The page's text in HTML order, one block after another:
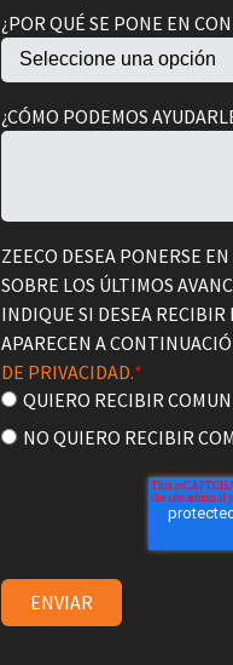
¿POR QUÉ SE PONE EN
¿CÓMO PODEMOS
ZEECO DESEA PONERSE
SOBRE LOS ÚLTIMOS
INDIQUE SI DESEA RECIBIR
APARECEN A
DE PRIVACIDAD.*
QUIERO RECIBIR
NO QUIERO RECIBIR